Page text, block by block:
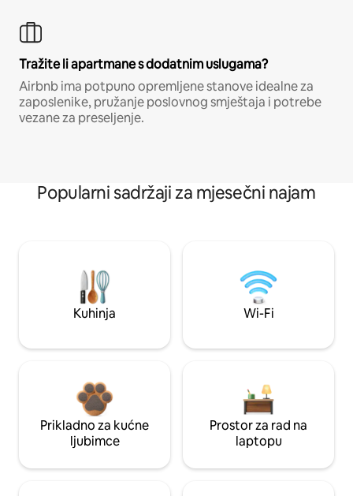
Tražite li apartmane s dodatnim uslugama?
Airbnb ima potpuno opremljene stanove idealne za
zaposlenike, pružanje poslovnog smještaja i potrebe
vezane za preseljenje.
Popularni sadržaji za mjesečni najam
Kuhinja Wi-Fi
Prikladno za kućne
ljubimce
Prostor za rad na
laptopu